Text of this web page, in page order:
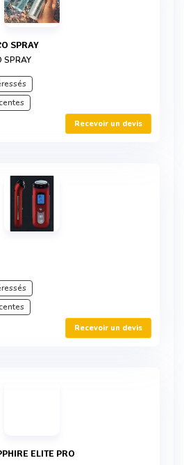
SPRAY
SPRAY
Recevoir un devis
Recevoir un devis
ELITE PRO